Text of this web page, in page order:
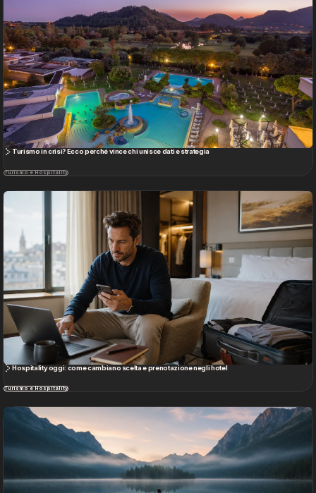
Chi siamo
Progetti
Servizi
Turismo in crisi? Ecco perché vince chi unisce dati e strategia
Turismo e Hospitality
Hospitality oggi: come cambiano scelta e prenotazione negli hotel
Turismo e Hospitality
Il viaggio diventa terapia: la “Svezia su prescrizione” inaugura un nuovo paradigma di
benessere